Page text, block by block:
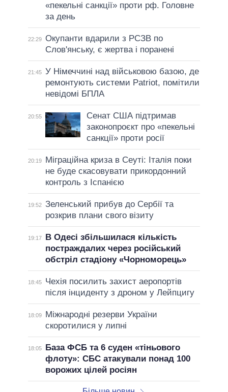
«пекельні санкції» проти рф. Головне
за день
22:29 Окупанти вдарили з РСЗВ по
Слов'янську, є жертва і поранені
21:45 У Німеччині над військовою базою, де
ремонтують системи Patriot, помітили
невідомі БПЛА
20:55
Сенат США підтримав
законопроєкт про «пекельні
санкції» проти росії
20:19
Міграційна криза в Сеуті: Італія поки
не буде скасовувати прикордонний
контроль з Іспанією
19:52 Зеленський прибув до Сербії та
розкрив плани свого візиту
19:17
В Одесі збільшилася кількість
постраждалих через російський
обстріл стадіону «Чорноморець»
18:45
Чехія посилить захист аеропортів
після інциденту з дроном у Лейпцигу
18:09
Міжнародні резерви України
скоротилися у липні
18:05
База ФСБ та 6 суден «тіньового
флоту»: СБС атакували понад 100
ворожих цілей росіян